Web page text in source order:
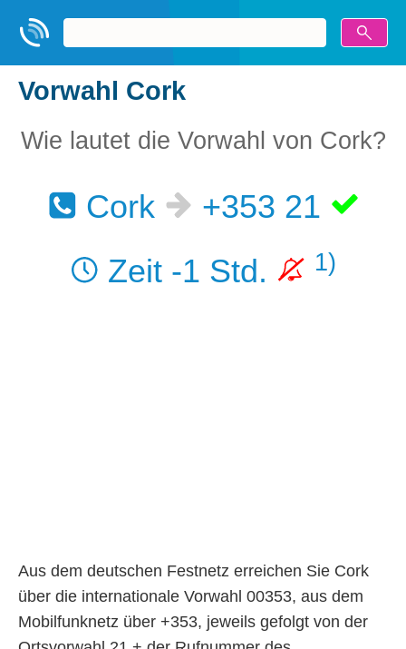
Vorwahl Cork
Wie lautet die Vorwahl von Cork?
Cork
+353 21
Zeit -1 Std.
1)
Aus dem deutschen Festnetz erreichen Sie Cork
über die internationale Vorwahl 00353, aus dem
Mobilfunknetz über +353, jeweils gefolgt von der